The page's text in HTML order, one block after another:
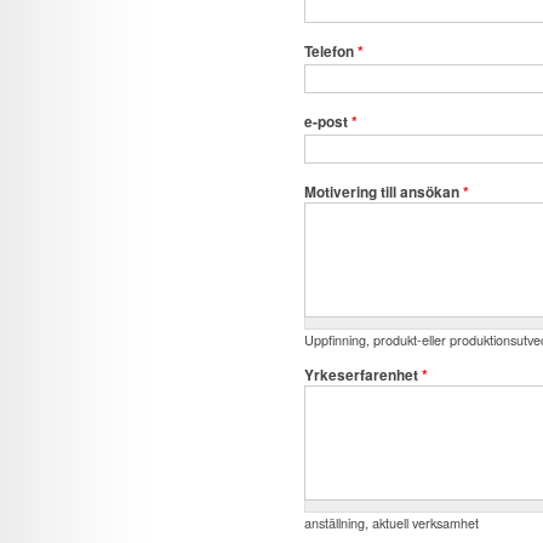
Telefon*
e-post*
Motivering till ansökan*
Uppfinning, produkt-eller
Yrkeserfarenhet*
anställning, aktuell verksamhet